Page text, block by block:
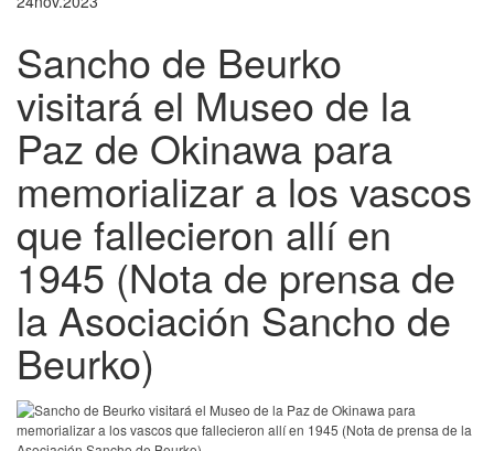
Sancho de Beurko
visitará el Museo de la
Paz de Okinawa para
memorializar a los vascos
que fallecieron allí en
1945 (Nota de prensa de
la Asociación Sancho de
Beurko)